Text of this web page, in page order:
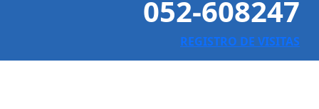
052-608247
REGISTRO DE VISITAS